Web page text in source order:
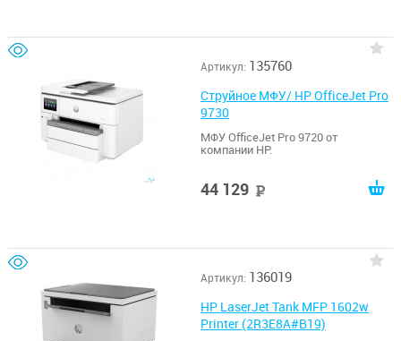
Артикул: 135760
Струйное МФУ/ HP OfficeJet Pro
9730
МФУ OfficeJet Pro 9720 от
компании HP.
44 129
Артикул: 136019
HP LaserJet Tank MFP 1602w
Printer (2R3E8A#B19)